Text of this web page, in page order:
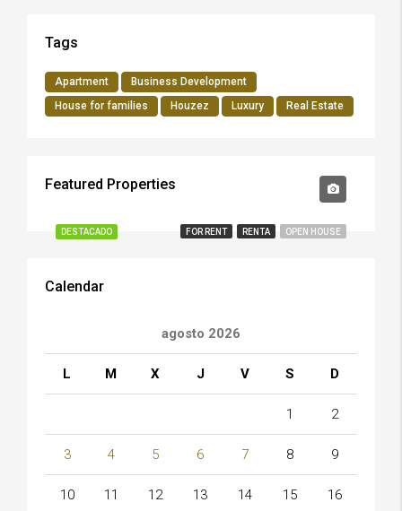
Tags
Apartment
Business Development
House for families
Houzez Luxury Real Estate
Featured Properties
DESTACADO FOR RENT RENTA OPEN HOUSE
$15,000/M.N.
Calendar
agosto 2026
L M X J V S D
1 2
3 4 5 6 7 8 9
10 11 12 13 14 15 16